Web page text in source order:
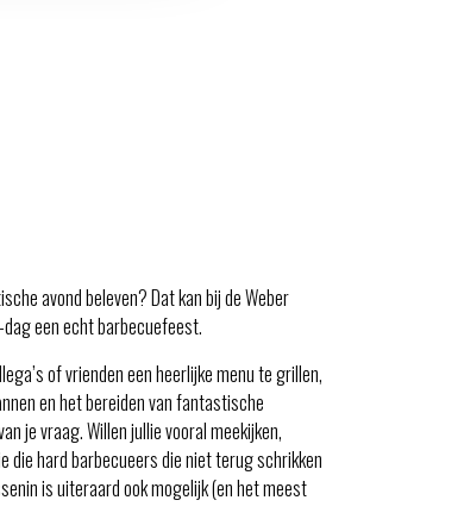
avond beleven? Dat kan bij de Weber
een echt barbecuefeest.
of vrienden een heerlijke menu te grillen,
en het bereiden van fantastische
je vraag. Willen jullie vooral meekijken,
die hard barbecueers die niet terug schrikken
is uiteraard ook mogelijk (en het meest